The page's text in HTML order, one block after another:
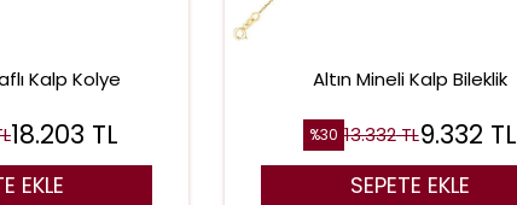
Kalp Kolye
18.203 TL
EKLE
Altın Mineli Kalp Bileklik
%30 13.332TL9.332 TL
SEPETE EKLE